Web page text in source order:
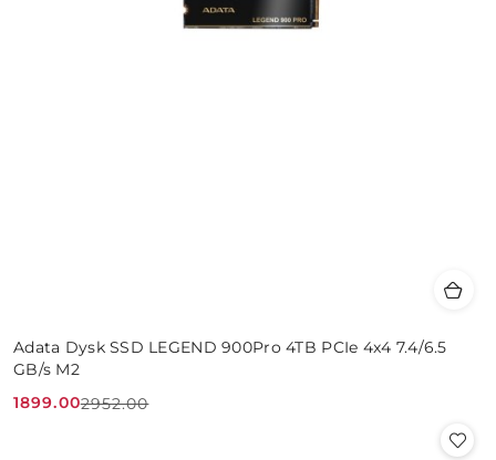
Adata Dysk SSD LEGEND 900Pro 4TB PCIe 4x4 7.4/6.5
GB/s M2
Cena
1899.00
Cena
2952.00